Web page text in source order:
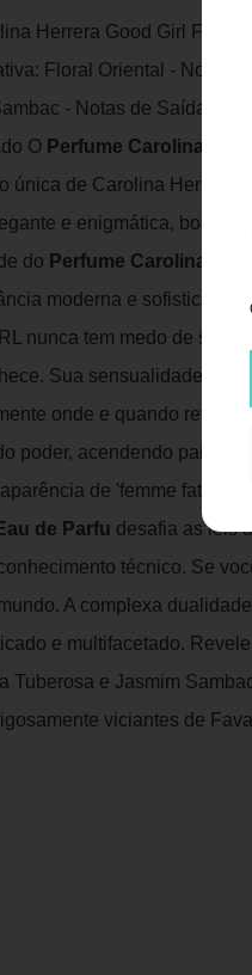
Herrera Good Girl
Floral Oriental - Notas
- Notas de Saída:
O Perfume Carolina
única de Carolina Herrera
e enigmática, boa e
do Perfume Carolina
moderna e sofisticada.
nunca tem medo de ser
Sua sensualidade
onde e quando revelar
poder, acendendo paixões
de 'femme fatale', o
de Parfu desafia as leis
técnico. Se
A complexa
e multifacetado.
Tuberosa e Jasmim
viciantes de